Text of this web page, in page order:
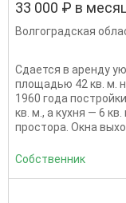
33 000 ₽ в
Волгоградская
Сдается в аренду
площадью 42 кв. м.
1960 года
кв. м., а кухня — 6
простора. Окна
Собственник